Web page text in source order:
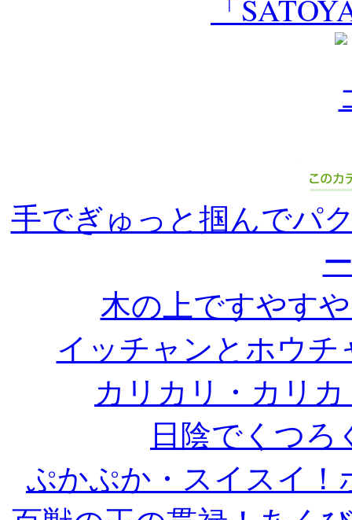
「
手でぎゅっと掴んでパ
木の上ですやす
イッチャンとホウ
カリカリ・カリ
日陰でくつ
ぷかぷか・スイスイ